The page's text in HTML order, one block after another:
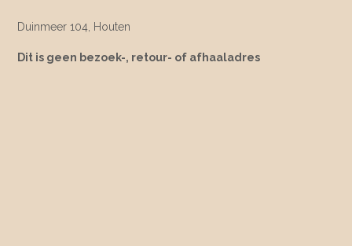
Duinmeer 104, Houten
Dit is geen bezoek-, retour- of afhaaladres